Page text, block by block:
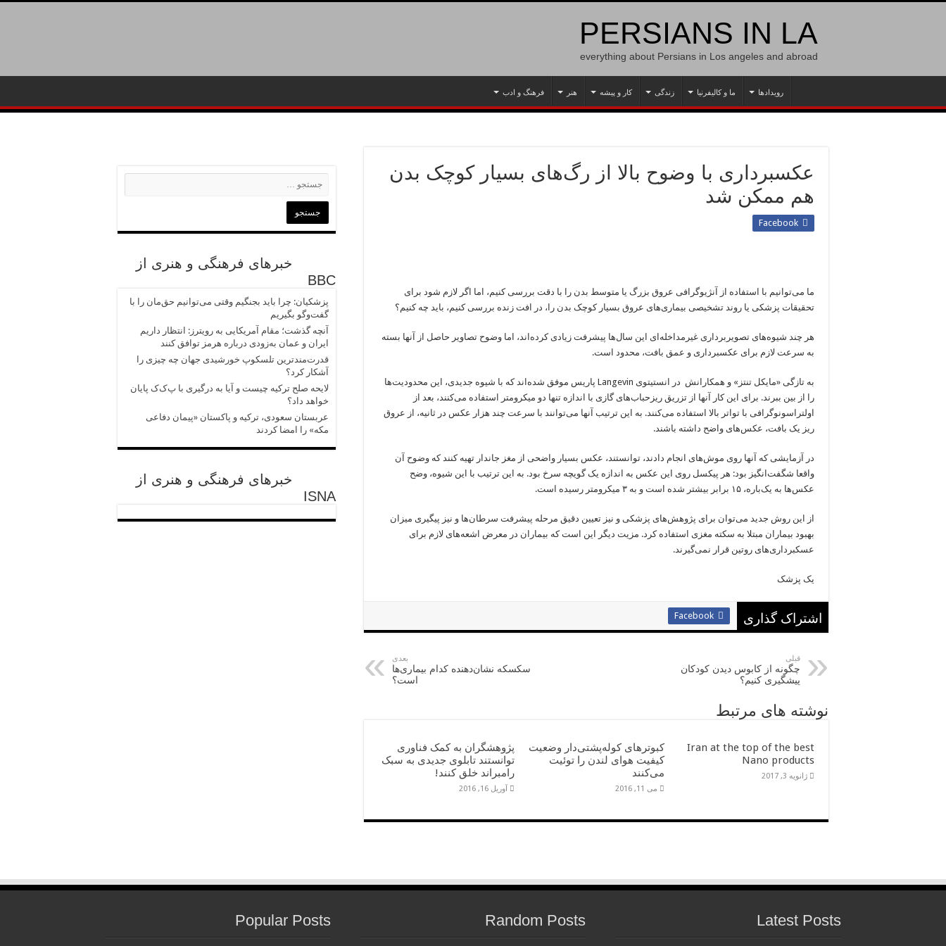
PERSIANS IN LA
everything about Persians in Los angeles and abroad
رویدادها ما و کالیفرنیا زندگی کار و پیشه هنر فرهنگ و ادب
عکسبرداری با وضوح بالا از رگ‌های بسیار کوچک بدن
هم ممکن شد
Facebook
ما می‌توانیم با استفاده از آنژیوگرافی عروق بزرگ یا متوسط بدن را با دقت بررسی کنیم، اما اگر لازم شود برای
تحقیقات پزشکی یا روند تشخیصی بیماری‌های عروق بسیار کوچک بدن را، در افت زنده بررسی کنیم، باید چه کنیم؟
هر چند شیوه‌های تصویربرداری غیرمداخله‌ای این سال‌ها پیشرفت زیادی کرده‌اند، اما وضوح تصاویر حاصل از آنها بسته
به سرعت لازم برای عکسبرداری و عمق بافت، محدود است.
به تازگی «مایکل تنتز» و همکارانش در انستیتوی Langevin پاریس موفق شده‌اند که با شیوه جدیدی، این محدودیت‌ها
را از بین ببرند. برای این کار آنها از تزریق ریزحباب‌های گازی با اندازه تنها دو میکرومتر استفاده می‌کنند، بعد از
اولتراسونوگرافی با تواتر بالا استفاده می‌کنند. به این ترتیب آنها می‌توانند با سرعت چند هزار عکس در ثانیه، از عروق
ریز یک بافت، عکس‌های واضح داشته باشند.
در آزمایشی که آنها روی موش‌های انجام دادند، توانستند، عکس بسیار واضحی از مغز جاندار تهیه کنند که وضوح آن
واقعا شگفت‌انگیز بود: هر پیکسل روی این عکس به اندازه یک گویچه سرخ بود. به این ترتیب با این شیوه، وضح
عکس‌ها به یک‌باره، ۱۵ برابر بیشتر شده است و به ۳ میکرومتر رسیده است.
از این روش جدید می‌توان برای پژوهش‌های پزشکی و نیز تعیین دقیق مرحله پیشرفت سرطان‌ها و نیز پیگیری میزان
بهبود بیماران مبتلا به سکته مغزی استفاده کرد. مزیت دیگر این است که بیماران در معرض اشعه‌های لازم برای
عسکبرداری‌های روتین قرار نمی‌گیرند.
یک پزشک
اشتراک گذاری Facebook
قبلی
چگونه از کابوس دیدن کودکان
پیشگیری کنیم؟
بعدی
سکسکه نشان‌دهنده کدام بیماری‌ها
است؟
نوشته های مرتبط
Iran at the top of the best
Nano products
ژانویه 3, 2017
کبوترهای کوله‌پشتی‌دار وضعیت
کیفیت هوای لندن را توئیت
می‌کنند
می 11, 2016
پژوهشگران به کمک فناوری
توانستند تابلوی جدیدی به سبک
رامبراند خلق کنند!
آوریل 16, 2016
خبرهای فرهنگی و هنری از
BBC
پزشکیان: چرا باید بجنگیم وقتی می‌توانیم حق‌مان را با
گفت‌وگو بگیریم
آنچه گذشت؛ مقام آمریکایی به رویترز: انتظار داریم
ایران و عمان به‌زودی درباره هرمز توافق کنند
قدرت‌مندترین تلسکوپ خورشیدی جهان چه چیزی را
آشکار کرد؟
لایحه صلح ترکیه چیست و آیا به درگیری با پ‌ک‌ک پایان
خواهد داد؟
عربستان سعودی، ترکیه و پاکستان «پیمان دفاعی
مکه» را امضا کردند
خبرهای فرهنگی و هنری از
ISNA
Latest Posts
Random Posts
Popular Posts